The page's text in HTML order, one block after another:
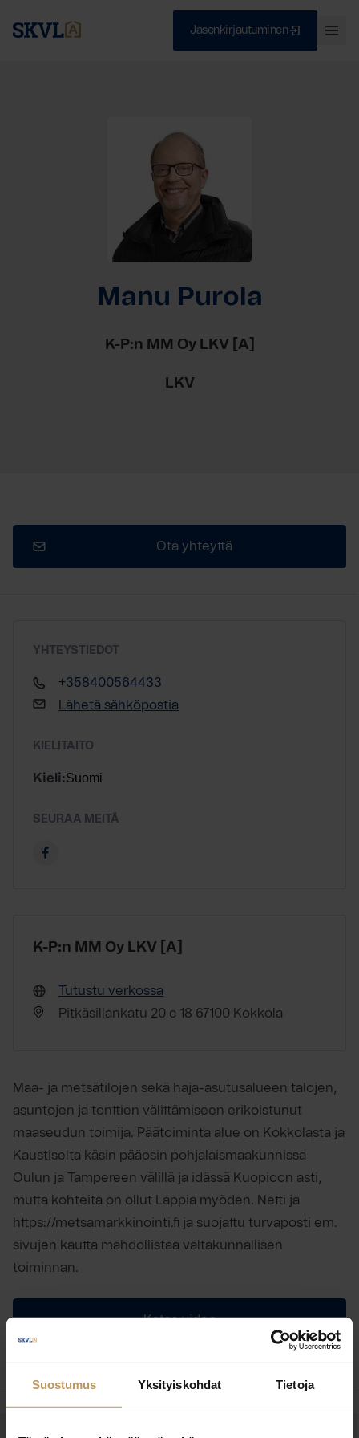
Suostumus Yksityiskohdat Tietoja
Jäsenkirjautuminen
Manu Purola
K-P:n MM Oy LKV [A]
LKV
Ota yhteyttä
YHTEYSTIEDOT
+358400564433
Lähetä sähköpostia
KIELITAITO
Kieli:Suomi
SEURAA MEITÄ
K-P:n MM Oy LKV [A]
Tutustu verkossa
Pitkäsillankatu 20 c 18 67100 Kokkola
Maa- ja metsätilojen sekä haja-asutusalueen talojen,
asuntojen ja tonttien välittämiseen erikoistunut
maaseudun toimija. Päätoiminta alue on Kokkolasta ja
Kaustiselta käsin pääosin pohjalaismaakunnissa
Oulun ja Tampereen välillä ja idässä Kuopioon asti,
mutta kohteita on ollut Lappia myöden. Netti ja
https://metsamarkkinointi.fi ja suojattu turvaposti em.
sivujen kautta mahdollistaa valtakunnallisen
toiminnan.
Katso video